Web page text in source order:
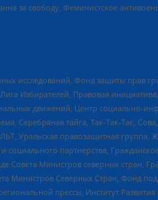
свободу, Феминистское
исследований, Фонд защиты прав
Избирателей, Правовая
движений, Центр социально-
тайга, Так-Так-Так,
Уральская правозащитная группа,
партнерства,
Министров северных стран,
Министров Северных Стран, Фонд
прессы, Институт